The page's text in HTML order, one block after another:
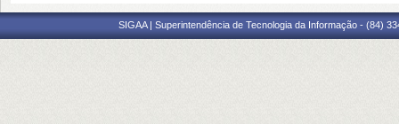
SIGAA | Superintendência de Tecnologia da Informação - (84)